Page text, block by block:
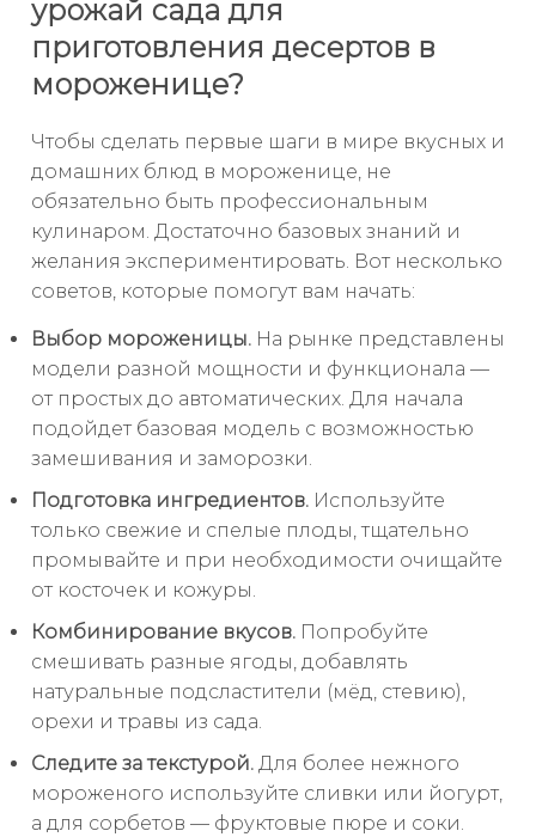
урожай сада для
приготовления десертов в
мороженице?
Чтобы сделать первые шаги в мире вкусных и
домашних блюд в мороженице, не
обязательно быть профессиональным
кулинаром. Достаточно базовых знаний и
желания экспериментировать. Вот несколько
советов, которые помогут вам начать:
Выбор мороженицы. На рынке представлены
модели разной мощности и функционала —
от простых до автоматических. Для начала
подойдет базовая модель с возможностью
замешивания и заморозки.
Подготовка ингредиентов. Используйте
только свежие и спелые плоды, тщательно
промывайте и при необходимости очищайте
от косточек и кожуры.
Комбинирование вкусов. Попробуйте
смешивать разные ягоды, добавлять
натуральные подсластители (мёд, стевию),
орехи и травы из сада.
Следите за текстурой. Для более нежного
мороженого используйте сливки или йогурт,
а для сорбетов — фруктовые пюре и соки.